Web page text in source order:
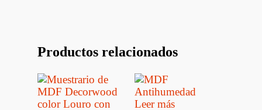
Productos relacionados
Leer más